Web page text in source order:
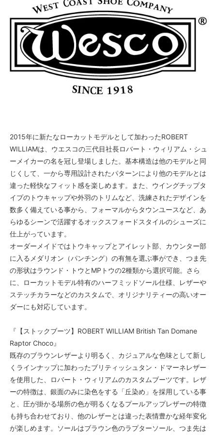
2015年に新たなローカットモデルとして加わったROBERT
WILLIAMは、ウエスコの三代目社長ロバート・ウィリアム・シュ
ーメイカーの名を冠し登場しました。基本構造は他のモデルと同
じくして、一から専用設計されたパターンにより他のモデルとは
違った軽快なフィット感を楽しめます。また、ウイングチップタ
イプのトウキャップや外羽のトリムなど、洗練されたデザインを
数多く備えている事から、フォーマルからタウンユースなど、あ
らゆるシーンで活躍するオックスフォードスタイルのシューズに
仕上がっています。
オーダーメイドではトウキャップとアイレット部、カウンター部
に入るメダリオン（パンチング）の有無を選ぶ事ができ、つま先
の形状はラウンド・トウとMPトウの2種類から選択可能。さら
に、ローカットモデル特有のハーフミッドソール仕様、レザーや
ステッチカラーなどのカスタムで、オリジナリティーの高いオー
ダーにも対応しています。
『【ストックブーツ】ROBERT WILLIAM British Tan Domane
Raptor Choco』
既存のブラウンレザーより明るく、カジュアルな色味として新し
くラインナップに加わったブリティッシュタン・ドマーネレザー
を使用した、ロバート・ウィリアムのカスタムブーツです。レザ
ーの特徴は、銀面のみに染色をする「丘染め」を採用している事
と、圧が掛かる場所の色が明るくなるプールアップレザーの特徴
も持ち合わせており、他のレザーとは違った表情豊かな経年変化
が楽しめます。ソールはブラウン色のラプターソール、つま先は